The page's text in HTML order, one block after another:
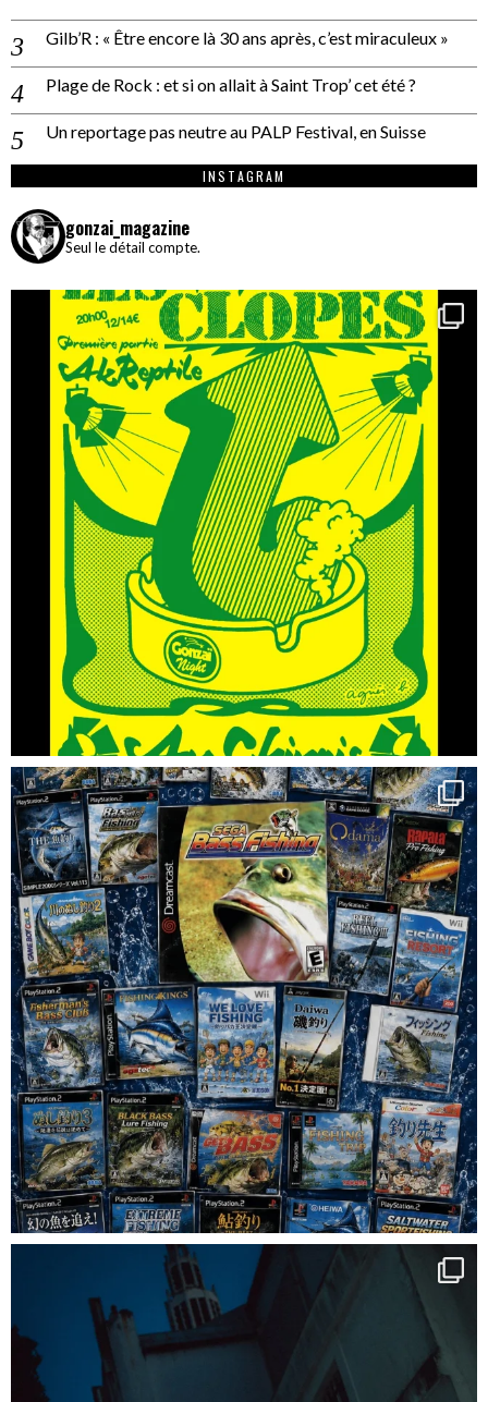
Gilb’R : « Être encore là 30 ans après, c’est miraculeux »
Plage de Rock : et si on allait à Saint Trop’ cet été ?
Un reportage pas neutre au PALP Festival, en Suisse
INSTAGRAM
gonzai_magazine
Seul le détail compte.